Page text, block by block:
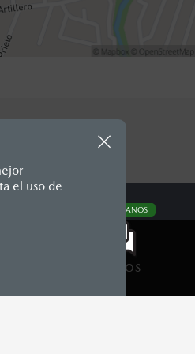
el uso de
CONTÁCTANOS
CONTÁCTANOS